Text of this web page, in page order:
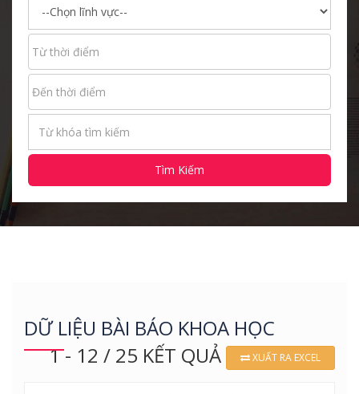
Tìm Kiếm
DỮ LIỆU BÀI BÁO KHOA HỌC
1 - 12 / 25 KẾT QUẢ
XUẤT RA EXCEL